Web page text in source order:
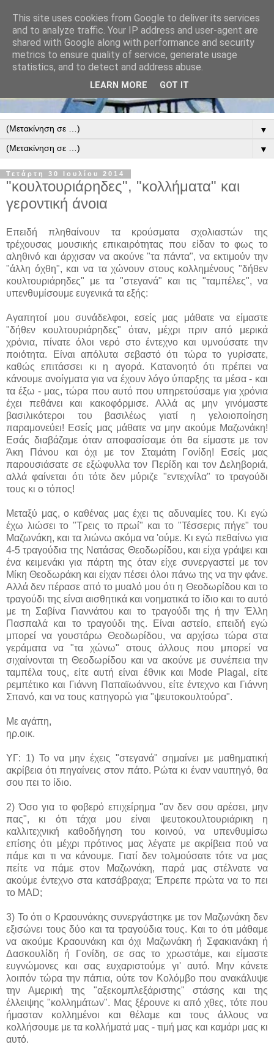
▼
▼
Τετάρτη 30 Ιουλίου 2014
"κουλτουριάρηδες", "κολλήματα" και
γεροντική άνοια
Επειδή πληθαίνουν τα κρούσματα σχολιαστών της
τρέχουσας μουσικής επικαιρότητας που είδαν το φως το
αληθινό και άρχισαν να ακούνε "τα πάντα", να εκτιμούν την
"άλλη όχθη", και να τα χώνουν στους κολλημένους "δήθεν
κουλτουριάρηδες" με τα "στεγανά" και τις "ταμπέλες", να
υπενθυμίσουμε ευγενικά τα εξής:
Αγαπητοί μου συνάδελφοι, εσείς μας μάθατε να είμαστε
"δήθεν κουλτουριάρηδες" όταν, μέχρι πριν από μερικά
χρόνια, πίνατε όλοι νερό στο έντεχνο και υμνούσατε την
ποιότητα. Είναι απόλυτα σεβαστό ότι τώρα το γυρίσατε,
καθώς επιτάσσει κι η αγορά. Κατανοητό ότι πρέπει να
κάνουμε ανοίγματα για να έχουν λόγο ύπαρξης τα μέσα - και
τα έξω - μας, τώρα που αυτό που υπηρετούσαμε για χρόνια
έχει πεθάνει και κακοφόρμισε. Αλλά ας μην γινόμαστε
βασιλικότεροι του βασιλέως γιατί η γελοιοποίηση
παραμονεύει! Εσείς μας μάθατε να μην ακούμε Μαζωνάκη!
Εσάς διαβάζαμε όταν αποφασίσαμε ότι θα είμαστε με τον
Άκη Πάνου και όχι με τον Σταμάτη Γονίδη! Εσείς μας
παρουσιάσατε σε εξώφυλλα τον Περίδη και τον Δεληβοριά,
αλλά φαίνεται ότι τότε δεν μύριζε "εντεχνίλα" το τραγούδι
τους κι ο τόπος!
Μεταξύ μας, ο καθένας μας έχει τις αδυναμίες του. Κι εγώ
έχω λιώσει το "Τρεις το πρωί" και το "Τέσσερις πήγε" του
Μαζωνάκη, και τα λιώνω ακόμα να 'ούμε. Κι εγώ πεθαίνω για
4-5 τραγούδια της Νατάσας Θεοδωρίδου, και είχα γράψει και
ένα κειμενάκι για πάρτη της όταν είχε συνεργαστεί με τον
Μίκη Θεοδωράκη και είχαν πέσει όλοι πάνω της να την φάνε.
Αλλά δεν πέρασε από το μυαλό μου ότι η Θεοδωρίδου και το
τραγούδι της είναι αισθητικά και νοηματικά το ίδιο και το αυτό
με τη Σαβίνα Γιαννάτου και το τραγούδι της ή την Έλλη
Πασπαλά και το τραγούδι της. Είναι αστείο, επειδή εγώ
μπορεί να γουστάρω Θεοδωρίδου, να αρχίσω τώρα στα
γεράματα να "τα χώνω" στους άλλους που μπορεί να
σιχαίνονται τη Θεοδωρίδου και να ακούνε με συνέπεια την
ταμπέλα τους, είτε αυτή είναι έθνικ και Mode Plagal, είτε
ρεμπέτικο και Γιάννη Παπαϊωάννου, είτε έντεχνο και Γιάννη
Σπανό, και να τους κατηγορώ για "ψευτοκουλτούρα".
Με αγάπη,
ηρ.οικ.
ΥΓ: 1) Το να μην έχεις "στεγανά" σημαίνει με μαθηματική
ακρίβεια ότι πηγαίνεις στον πάτο. Ρώτα κι έναν ναυπηγό, θα
σου πει το ίδιο.
2) Όσο για το φοβερό επιχείρημα "αν δεν σου αρέσει, μην
πας", κι ότι τάχα μου είναι ψευτοκουλτουριάρικη η
καλλιτεχνική καθοδήγηση του κοινού, να υπενθυμίσω
επίσης ότι μέχρι πρότινος μας λέγατε με ακρίβεια πού να
πάμε και τι να κάνουμε. Γιατί δεν τολμούσατε τότε να μας
πείτε να πάμε στον Μαζωνάκη, παρά μας στέλνατε να
ακούμε έντεχνο στα κατσάβραχα; Έπρεπε πρώτα να το πει
το MAD;
3) Το ότι ο Κραουνάκης συνεργάστηκε με τον Μαζωνάκη δεν
εξισώνει τους δύο και τα τραγούδια τους. Και το ότι μάθαμε
να ακούμε Κραουνάκη και όχι Μαζωνάκη ή Σφακιανάκη ή
Δασκουλίδη ή Γονίδη, σε σας το χρωστάμε, και είμαστε
ευγνώμονες και σας ευχαριστούμε γι' αυτό. Μην κάνετε
λοιπόν τώρα την πάπια, ούτε τον Κολόμβο που ανακάλυψε
την Αμερική της "αξεκομπλεξάριστης" στάσης και της
έλλειψης "κολλημάτων". Μας ξέρουνε κι από χθες, τότε που
ήμασταν κολλημένοι και θέλαμε και τους άλλους να
κολλήσουμε με τα κολλήματά μας - τιμή μας και καμάρι μας κι
αυτό.
This site uses cookies from Google to deliver its services
and to analyze traffic. Your IP address and user-agent are
shared with Google along with performance and security
metrics to ensure quality of service, generate usage
statistics, and to detect and address abuse.
LEARN MORE GOT IT